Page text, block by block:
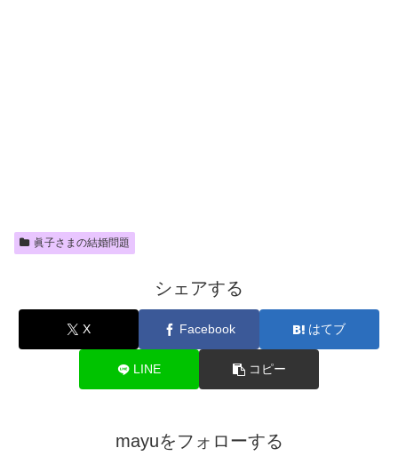
眞子さまの結婚問題
シェアする
X Facebook はてブ
LINE コピー
mayuをフォローする